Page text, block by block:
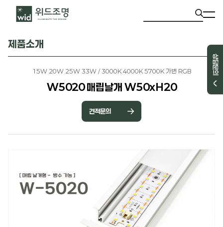
상담문의
제품소개
15W 20W 25W 33W / 3000K 4000K 5700K 가변 RGB
W5020 매립날개 W50xH20
견적문의